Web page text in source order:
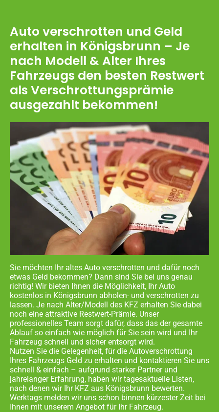
Auto verschrotten und Geld
erhalten in Königsbrunn – Je
nach Modell & Alter Ihres
Fahrzeugs den besten Restwert
als Verschrottungsprämie
ausgezahlt bekommen!
Sie möchten Ihr altes Auto verschrotten und dafür noch
etwas Geld bekommen? Dann sind Sie bei uns genau
richtig! Wir bieten Ihnen die Möglichkeit, Ihr Auto
kostenlos in Königsbrunn abholen- und verschrotten zu
lassen. Je nach Alter/Modell des KFZ erhalten Sie dabei
noch eine attraktive Restwert-Prämie. Unser
professionelles Team sorgt dafür, dass das der gesamte
Ablauf so einfach wie möglich für Sie sein wird und Ihr
Fahrzeug schnell und sicher entsorgt wird.
Nutzen Sie die Gelegenheit, für die Autoverschrottung
Ihres Fahrzeugs Geld zu erhalten und kontaktieren Sie uns
schnell & einfach – aufgrund starker Partner und
jahrelanger Erfahrung, haben wir tagesaktuelle Listen,
nach denen wir Ihr KFZ aus Königsbrunn bewerten.
Werktags melden wir uns schon binnen kürzester Zeit bei
Ihnen mit unserem Angebot für Ihr Fahrzeug.